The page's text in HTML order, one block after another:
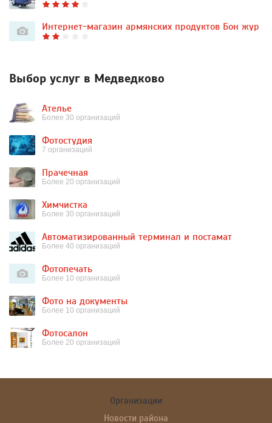
Интернет-магазин армянских продуктов Бон жур
Выбор услуг в Медведково
Ателье
Более 30 организаций
Фотостудия
7 организаций
Прачечная
Более 20 организаций
Химчистка
Более 30 организаций
Автоматизированный терминал и постамат
Более 40 организаций
Фотопечать
Более 10 организаций
Фото на документы
Более 10 организаций
Фотосалон
Более 20 организаций
Организации
Новости района